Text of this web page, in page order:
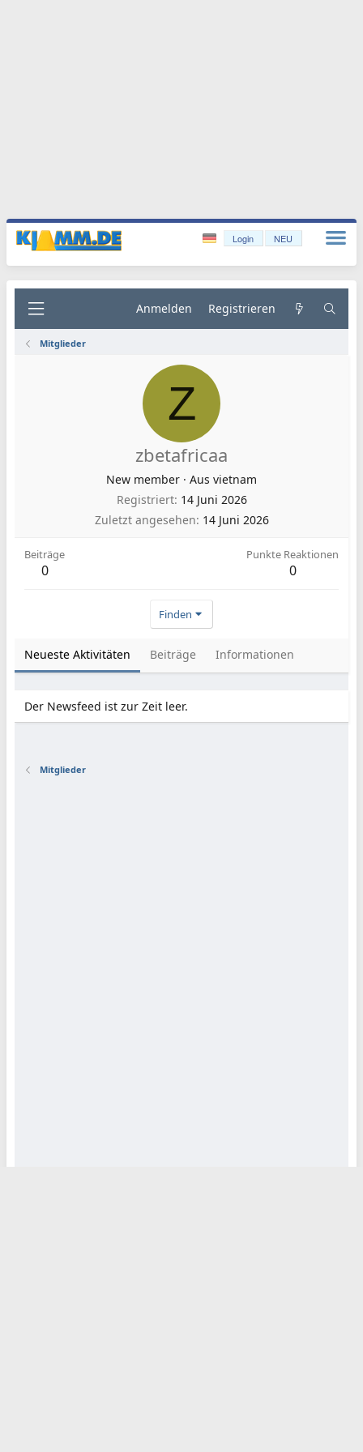
Login NEU
Anmelden Registrieren
Mitglieder
Z
zbetafricaa
New member · Aus vietnam
Registriert 14 Juni 2026
Zuletzt angesehen 14 Juni 2026
Beiträge
0
Punkte Reaktionen
0
Finden
Neueste Aktivitäten Beiträge Informationen
Der Newsfeed ist zur Zeit leer.
Mitglieder